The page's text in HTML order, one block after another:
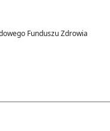
Funduszu Zdrowia